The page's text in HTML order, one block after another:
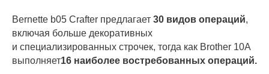
Bernette b05 Crafter предлагает 30 видов операций,
включая больше декоративных
и специализированных строчек, тогда как Brother 10A
выполняет16 наиболее востребованных операций.